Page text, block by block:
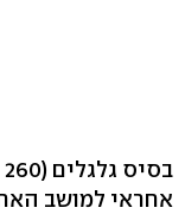
אחראי למושב